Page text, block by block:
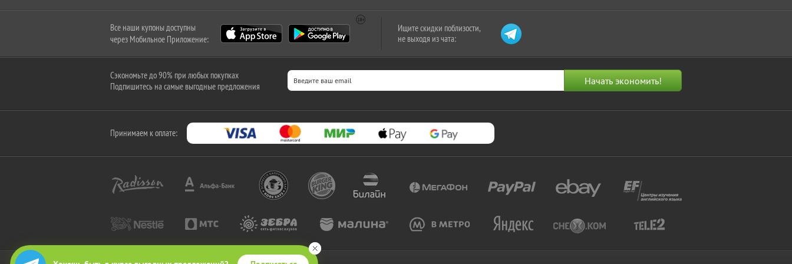
Все наши купоны доступны
через Мобильное Приложение:
Ищите скидки поблизости,
не выходя из чата:
Сэкономьте до 90% при любых покупках
Подпишитесь на самые выгодные предложения
Принимаем к оплате: